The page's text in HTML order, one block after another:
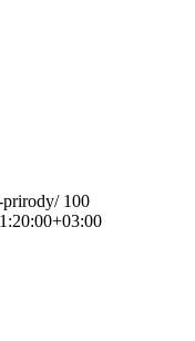
prirody/ 100